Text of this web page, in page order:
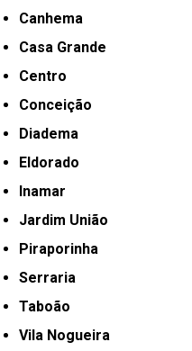
Canhema
Casa Grande
Centro
Conceição
Diadema
Eldorado
Inamar
Jardim União
Piraporinha
Serraria
Taboão
Vila Nogueira